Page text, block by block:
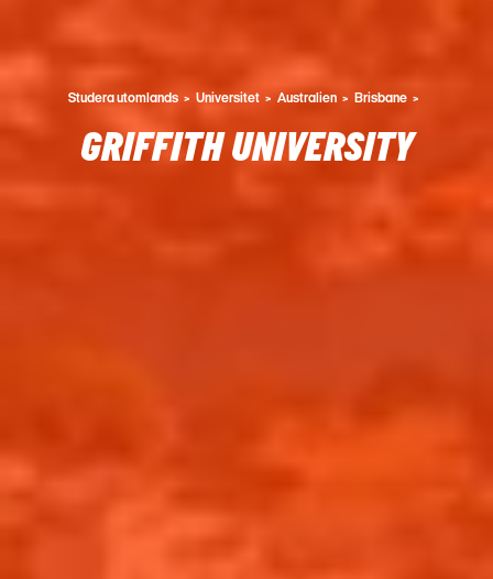
Studera utomlands Universitet Australien Brisbane
GRIFFITH UNIVERSITY